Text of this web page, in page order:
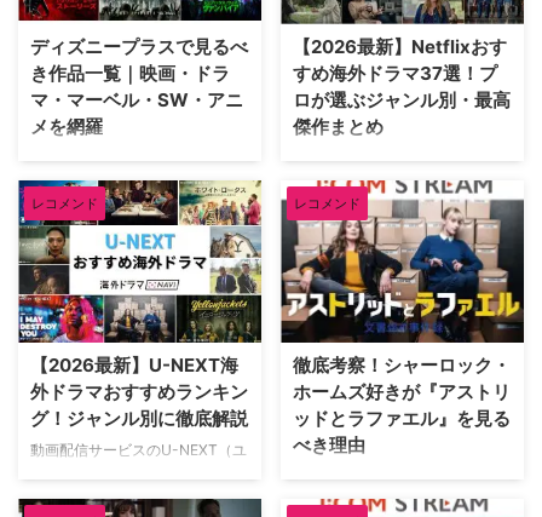
『マトロック』だ。なお、どちら
も型破りなだけあって、弁護士が
主人公であるにもかかわらず、リ
ーガルドラマとは定義しきれない
作品である。その理由を、二つの
定番ドラマと重ね合わせながら説
すぐ視聴する 『マトロック』を
今すぐ視聴する 定番と斬新さを
合わせ持つ『エルズベス』『マト
ロック』の魅力 監視者 …
ろうか？ 今回は、本当に見てほ
しい名作、また話題のドラマを一
挙ご紹介！（随時更新） こちら
も要チェック ディズニープラス
で配信中のおすすめ韓国ドラマ
ディズニープラスで配信中のマー
プラスで配信中のスター・ウォー
ズシリーズ【一覧】 ディズニー
プラスで配信中のおすすめ海外ド
ラマ ディズニー関連作 …
ディズニープラスで見るべ
き作品一覧｜映画・ドラ
マ・マーベル・SW・アニ
メを網羅
ディズニー映画からピクサー、マ
ーベル、スター・ウォーズ、ナシ
ョナル ジオグラフィックまで、
Disney+ (ディズニープラス)のお
すすめ人気作品を紹介する。感動
の新作アニメや不朽の名作を厳選
した。大人も子どもも楽しめる、
あなたにぴったりの作品がきっと
見つかるだろう。 こちらも要チ
ェック ディズニープラスで配信
中のおすすめ韓国ドラマ ディズ
ニープラスで配信中のマーベルド
ラマ【一覧】 ディズニープラス
ーズ【一覧】 ディズニープラス
【2026最新】Netflixおす
すめ海外ドラマ37選！プ
ロが選ぶジャンル別・最高
傑作まとめ
「今日は何を観よう…」と、
Netflixのホーム画面をスクロール
したまま30分経っていません
か？ 膨大な作品数を誇る
Netflix。実は「本当に面白い一
作」に辿り着くのは至難の業！
この記事では、2026年最新の話
題作から、絶対に外さない不朽の
名作まで、海外ドラマオタクが
今、これだけは見逃せないという
おすすめドラマだけをジャンル別
に厳選！ 子どもから大人向けド
ラマまで揃う最大手SVOD 日本の
から、放送では描けない限界に挑
レコメンド
【2026最新】U-NEXT海
外ドラマおすすめランキン
グ！ジャンル別に徹底解説
動画配信サービスのU-NEXT（ユ
マ・アニメの映像作品から、マン
レコメンド
徹底考察！シャーロック・
ホームズ好きが『アストリ
ッドとラファエル』を見る
べき理由
「J:COM STREAM」で配信中の
『アストリッドとラファエル 文